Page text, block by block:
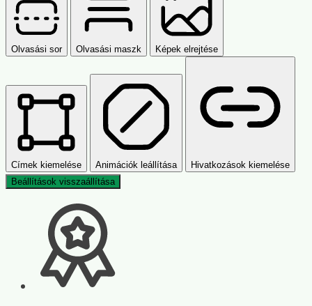
Olvasási sor Olvasási maszk Képek elrejtése
Címek kiemelése Animációk leállítása
Hivatkozások kiemelése
Beállítások visszaállítása